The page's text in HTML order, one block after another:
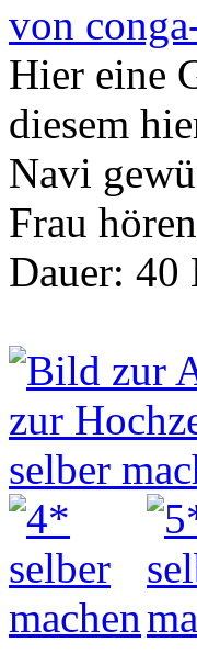
von
Hier eine
diesem
Navi
Frau hören
Dauer: 40